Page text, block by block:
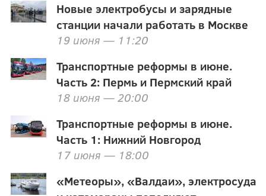
Новые электробусы и зарядные
станции начали работать в Москве
19 июня — 11:20
Транспортные реформы в июне.
Часть 2: Пермь и Пермский край
18 июня — 20:00
Транспортные реформы в июне.
Часть 1: Нижний Новгород
17 июня — 18:00
«Метеоры», «Валдаи», электросуда